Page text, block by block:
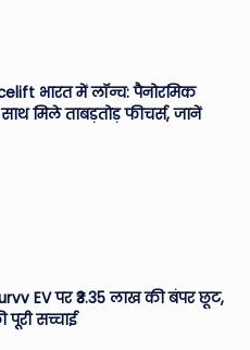
भारत में लॉन्च: पैनोरमिक
मिले ताबड़तोड़ फीचर्स, जानें
EV पर ₹3.35 लाख की बंपर छूट,
सच्चाई